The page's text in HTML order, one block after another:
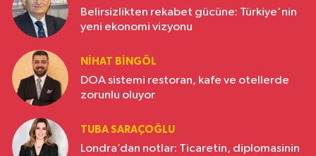
Belirsizlikten rekabet gücüne: Türkiye'nin
yeni ekonomi vizyonu
NIHAT BINGÖL
DOA sistemi restoran, kafe ve otellerde
zorunlu oluyor
TUBA SARAÇOĞLU
Londra’dan notlar: Ticaretin, diplomasinin